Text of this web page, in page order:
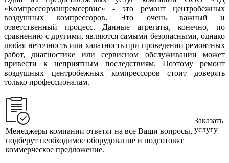
«Компрессормашремсервис» - это ремонт центробежных
воздушных компрессоров. Это очень важный и
ответственный процесс. Данные агрегаты, конечно, по
сравнению с другими, являются самыми безопасными, однако
любая неточность или халатность при проведении ремонтных
работ, диагностике или сервисном обслуживании может
привести к неприятным последствиям. Поэтому ремонт
воздушных центробежных компрессоров стоит доверять
только профессионалам.
Менеджеры компании ответят на все Ваши вопросы,
подберут необходимое оборудование и подготовят
коммерческое предложение.
Заказать
услугу